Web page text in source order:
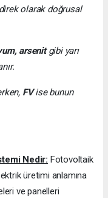
olarak doğrusal
arsenitgibi yarı
FVise bunun
Nedir: Fotovoltaik
üretimi anlamına
ve panelleri